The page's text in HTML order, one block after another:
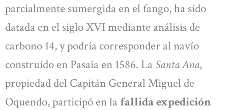
parcialmente sumergida en el fango, ha sido
datada en el siglo XVI mediante análisis de
carbono 14, y podría corresponder al navío
construido en Pasaia en 1586. La Santa Ana,
propiedad del Capitán General Miguel de
Oquendo, participó en la fallida expedición